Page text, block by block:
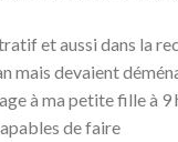
et aussi dans la
mais devaient
à ma petite fille à
de faire